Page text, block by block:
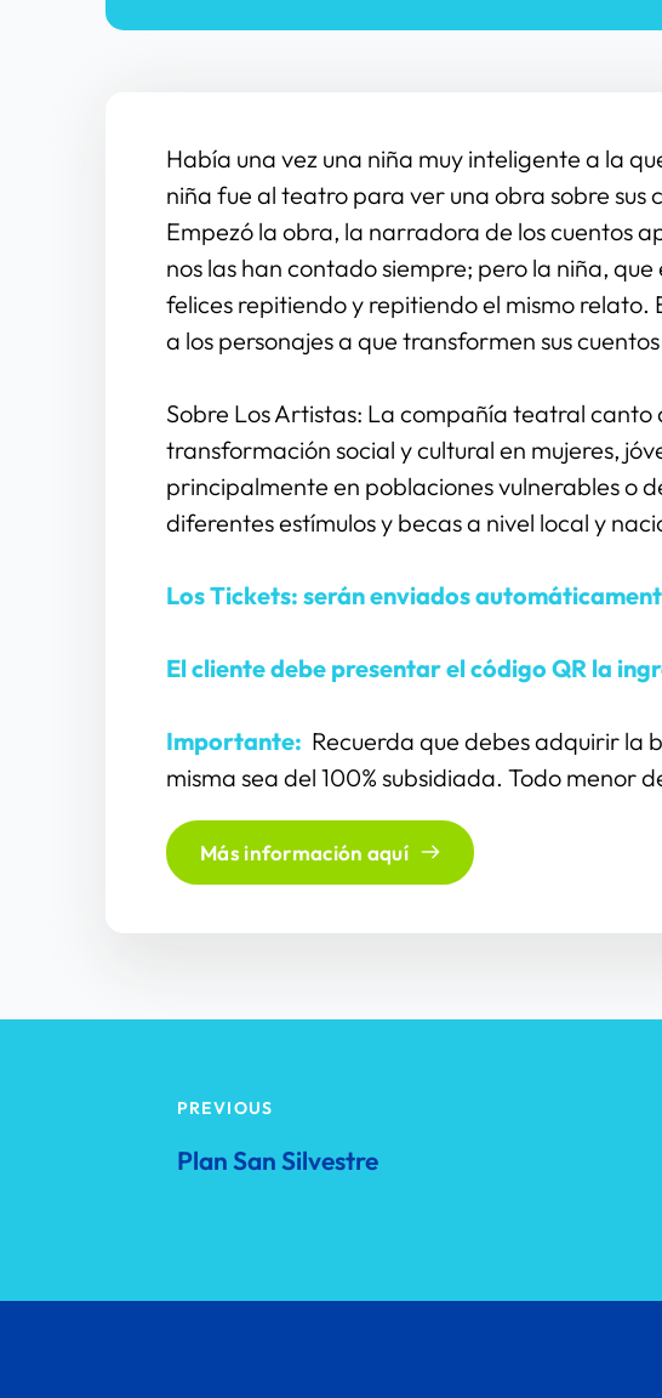
Había una vez una niña muy inteligente a la
niña fue al teatro para ver una obra sobre sus
Empezó la obra, la narradora de los cuentos
nos las han contado siempre; pero la niña,
felices repitiendo y repitiendo el mismo
a los personajes a que transformen sus
Sobre Los Artistas: La compañía teatral
transformación social y cultural en mujeres,
principalmente en poblaciones vulnerables o
diferentes estímulos y becas a nivel local y
Los Tickets: serán enviados
El cliente debe presentar el código QR la
Importante: Recuerda que debes adquirir la
misma sea del 100% subsidiada. Todo menor
Más información aquí
PREVIOUS
Plan San Silvestre